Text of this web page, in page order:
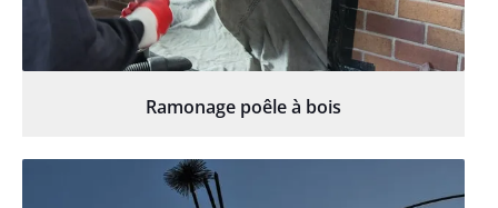
Ramonage poêle à bois